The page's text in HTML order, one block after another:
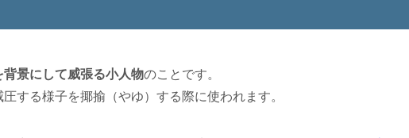
景にして威張る小人物のことです。
する様子を揶揄（やゆ）する際に使われます。